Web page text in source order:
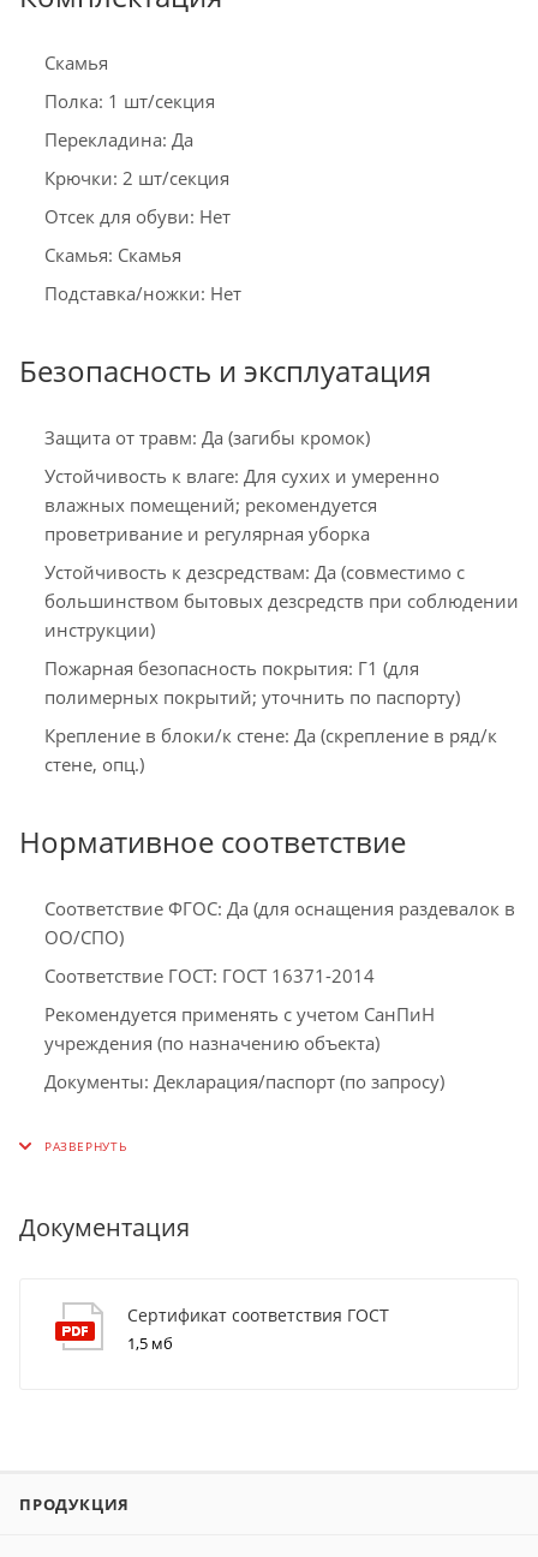
Скамья
Полка: 1 шт/секция
Перекладина: Да
Крючки: 2 шт/секция
Отсек для обуви: Нет
Скамья: Скамья
Подставка/ножки: Нет
Безопасность и эксплуатация
Защита от травм: Да (загибы кромок)
Устойчивость к влаге: Для сухих и умеренно
влажных помещений; рекомендуется
проветривание и регулярная уборка
Устойчивость к дезсредствам: Да (совместимо с
большинством бытовых дезсредств при соблюдении
инструкции)
Пожарная безопасность покрытия: Г1 (для
полимерных покрытий; уточнить по паспорту)
Крепление в блоки/к стене: Да (скрепление в ряд/к
стене, опц.)
Нормативное соответствие
Соответствие ФГОС: Да (для оснащения раздевалок в
ОО/СПО)
Соответствие ГОСТ: ГОСТ 16371-2014
Рекомендуется применять с учетом СанПиН
учреждения (по назначению объекта)
Документы: Декларация/паспорт (по запросу)
Документация
Сертификат соответствия ГОСТ
1,5 мб
ПРОДУКЦИЯ